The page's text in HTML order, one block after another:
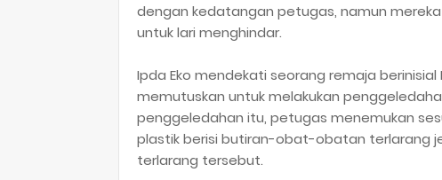
dengan kedatangan petugas, namun
untuk lari menghindar.
Ipda Eko mendekati seorang remaja
memutuskan untuk melakukan
penggeledahan itu, petugas menemukan
plastik berisi butiran-obat-obatan terlarang
terlarang tersebut.